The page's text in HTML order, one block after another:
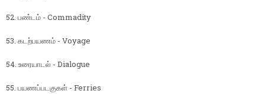
52. பண்டம் - Commadity
53. கடற்பயணம் - Voyage
54. உரையாடல் - Dialogue
55. பயணப்படகுகள் - Ferries